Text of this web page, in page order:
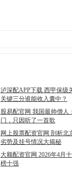
泸深配APP下载 西甲保级
关键三分谁能收入囊中？
股易配官网 我国最帅僧人
门，只因听了一首歌
网上股票配资官网 剖析北
劣势及挂号情况大揭秘
大额配资官网 2026年4月
榜十强